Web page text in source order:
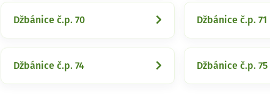
Džbánice č.p. 70 Džbánice č.p. 71
Džbánice č.p. 74 Džbánice č.p. 75